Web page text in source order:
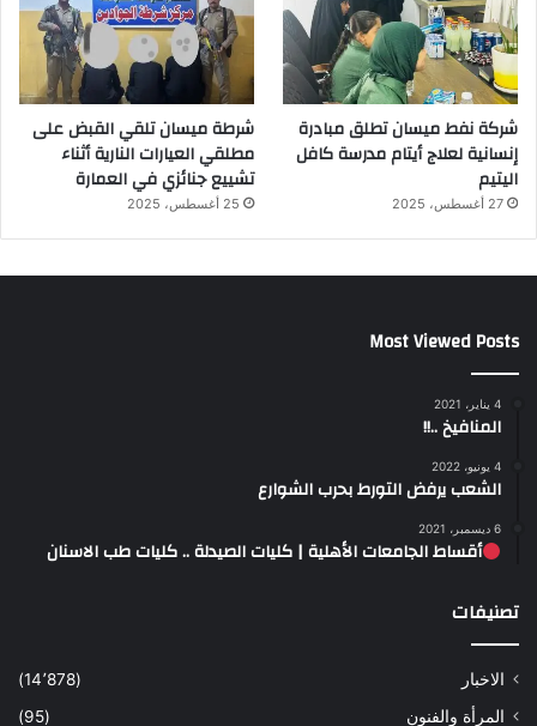
شركة نفط ميسان تطلق مبادرة
إنسانية لعلاج أيتام مدرسة كافل
اليتيم
27 أغسطس، 2025
شرطة ميسان تلقي القبض على
مطلقي العيارات النارية أثناء
تشييع جنائزي في العمارة
25 أغسطس، 2025
Most Viewed Posts
4 يناير، 2021
المنافيخ ..!!
4 يونيو، 2022
الشعب يرفض التورط بحرب الشوارع
6 ديسمبر، 2021
أقساط الجامعات الأهلية | كليات الصيدلة .. كليات طب الاسنان
تصنيفات
الاخبار
(14٬878)
المرأة والفنون
(95)